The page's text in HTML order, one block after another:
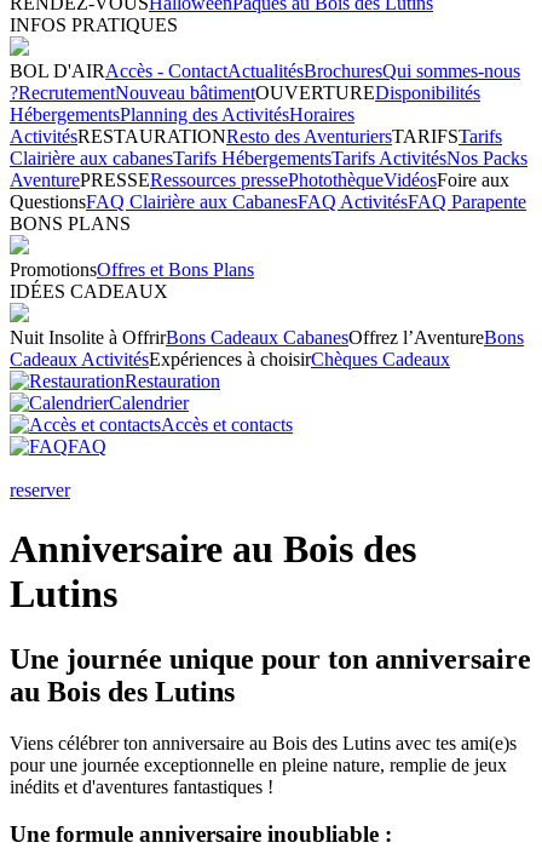
INFOS PRATIQUES
BOL D'AIRAccès - ContactActualitésBrochuresQui sommes-nous
?RecrutementNouveau bâtimentOUVERTUREDisponibilités
HébergementsPlanning des ActivitésHoraires
ActivitésRESTAURATIONResto des AventuriersTARIFSTarifs
Clairière aux cabanesTarifs HébergementsTarifs ActivitésNos Packs
AventurePRESSERessources pressePhotothèqueVidéosFoire aux
QuestionsFAQ Clairière aux CabanesFAQ ActivitésFAQ Parapente
BONS PLANS
PromotionsOffres et Bons Plans
IDÉES CADEAUX
Nuit Insolite à OffrirBons Cadeaux CabanesOffrez l’AventureBons
Cadeaux ActivitésExpériences à choisirChèques Cadeaux
Restauration
Calendrier
Accès et contacts
FAQ
reserver
Anniversaire au Bois des
Lutins
Une journée unique pour ton anniversaire
au Bois des Lutins
Viens célébrer ton anniversaire au Bois des Lutins avec tes ami(e)s
pour une journée exceptionnelle en pleine nature, remplie de jeux
inédits et d'aventures fantastiques !
Une formule anniversaire inoubliable :